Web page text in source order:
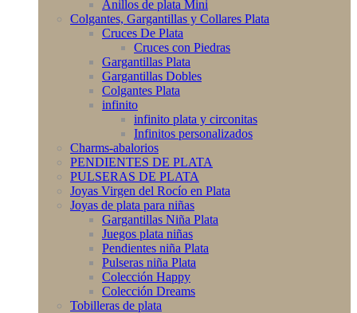
Anillos de plata Mini
Colgantes, Gargantillas y Collares Plata
Cruces De Plata
Cruces con Piedras
Gargantillas Plata
Gargantillas Dobles
Colgantes Plata
infinito
infinito plata y circonitas
Infinitos personalizados
Charms-abalorios
PENDIENTES DE PLATA
PULSERAS DE PLATA
Joyas Virgen del Rocío en Plata
Joyas de plata para niñas
Gargantillas Niña Plata
Juegos plata niñas
Pendientes niña Plata
Pulseras niña Plata
Colección Happy
Colección Dreams
Tobilleras de plata